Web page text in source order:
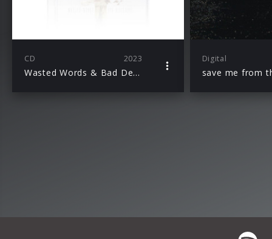
CD 2023
Wasted Words & Bad Decisions
Digital